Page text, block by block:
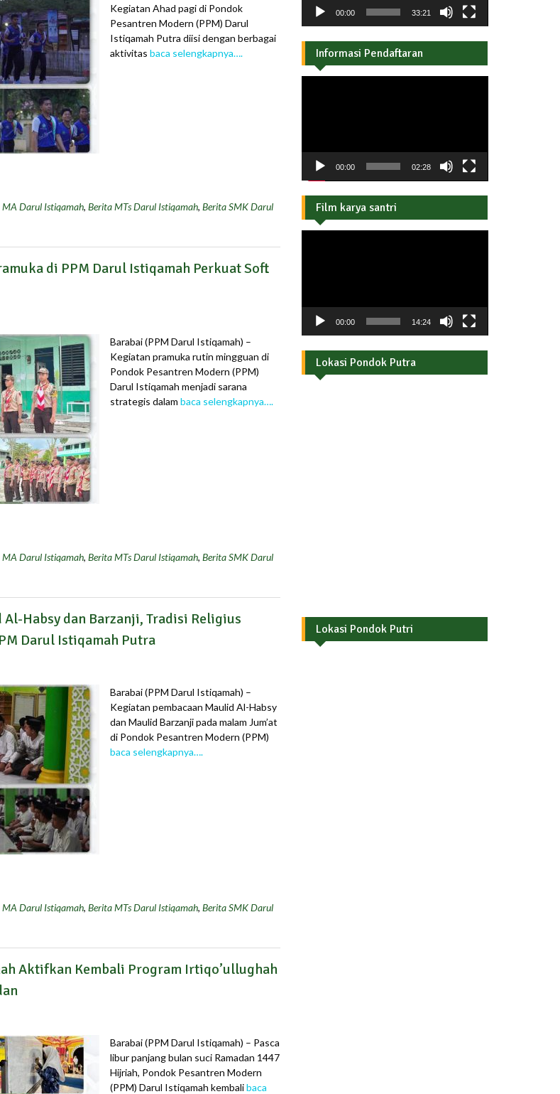
Kegiatan Ahad pagi di Pondok
Pesantren Modern (PPM) Darul
Istiqamah Putra diisi dengan berbagai
aktivitas baca selengkapnya….
MA Darul Istiqamah, Berita MTs Darul Istiqamah, Berita SMK Darul
di PPM Darul Istiqamah Perkuat Soft
Barabai (PPM Darul Istiqamah) –
Kegiatan pramuka rutin mingguan di
Pondok Pesantren Modern (PPM)
Darul Istiqamah menjadi sarana
strategis dalam baca selengkapnya….
MA Darul Istiqamah, Berita MTs Darul Istiqamah, Berita SMK Darul
Al-Habsy dan Barzanji, Tradisi Religius
Darul Istiqamah Putra
Barabai (PPM Darul Istiqamah) –
Kegiatan pembacaan Maulid Al-Habsy
dan Maulid Barzanji pada malam Jum’at
di Pondok Pesantren Modern (PPM)
baca selengkapnya….
MA Darul Istiqamah, Berita MTs Darul Istiqamah, Berita SMK Darul
Aktifkan Kembali Program Irtiqo’ullughah
Barabai (PPM Darul Istiqamah) – Pasca
libur panjang bulan suci Ramadan 1447
Hijriah, Pondok Pesantren Modern
(PPM) Darul Istiqamah kembalibaca
00:00 33:21
Informasi Pendaftaran
00:00 02:28
Film karya santri
00:00 14:24
Lokasi Pondok Putra
Lokasi Pondok Putri